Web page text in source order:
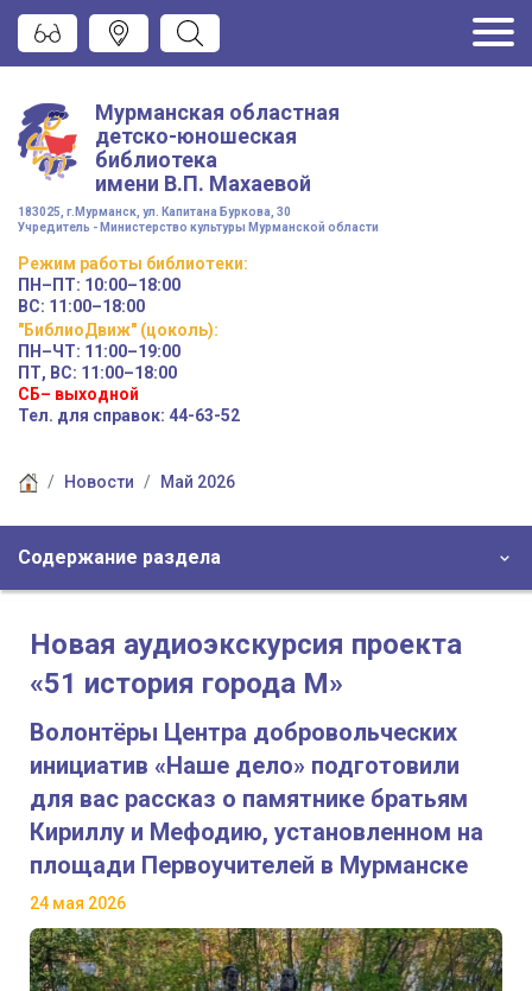
Мурманская областная
детско-юношеская
библиотека
имени В.П. Махаевой
183025, г.Мурманск, ул. Капитана Буркова, 30
Учредитель - Министерство культуры Мурманской области
Режим работы библиотеки:
ПН–ПТ: 10:00–18:00
ВС: 11:00–18:00
"БиблиоДвиж" (цоколь):
ПН–ЧТ: 11:00–19:00
ПТ, ВС: 11:00–18:00
СБ– выходной
Тел. для справок: 44-63-52
Новости Май 2026
Содержание раздела
Новая аудиоэкскурсия проекта
«51 история города М»
Волонтёры Центра добровольческих
инициатив «Наше дело» подготовили
для вас рассказ о памятнике братьям
Кириллу и Мефодию, установленном на
площади Первоучителей в Мурманске
24 мая 2026